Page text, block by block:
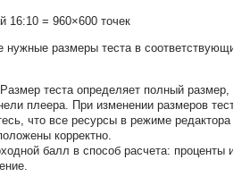
16:10 = 960×600 точек
нужные размеры теста в соответствующих
Размер теста определяет полный размер,
плеера. При изменении размеров теста
что все ресурсы в режиме редактора
корректно.
балл в способ расчета: проценты